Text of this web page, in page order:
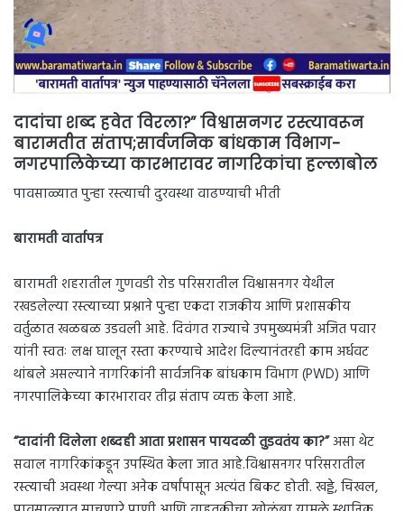
दादांचा शब्द हवेत विरला?” विश्वासनगर रस्त्यावरून
बारामतीत संताप;सार्वजनिक बांधकाम विभाग-
नगरपालिकेच्या कारभारावर नागरिकांचा हल्लाबोल
पावसाळ्यात पुन्हा रस्त्याची दुरवस्था वाढण्याची भीती
बारामती वार्तापत्र
बारामती शहरातील गुणवडी रोड परिसरातील विश्वासनगर येथील
रखडलेल्या रस्त्याच्या प्रश्नाने पुन्हा एकदा राजकीय आणि प्रशासकीय
वर्तुळात खळबळ उडवली आहे. दिवंगत राज्याचे उपमुख्यमंत्री अजित पवार
यांनी स्वतः लक्ष घालून रस्ता करण्याचे आदेश दिल्यानंतरही काम अर्धवट
थांबले असल्याने नागरिकांनी सार्वजनिक बांधकाम विभाग (PWD) आणि
नगरपालिकेच्या कारभारावर तीव्र संताप व्यक्त केला आहे.
“दादांनी दिलेला शब्दही आता प्रशासन पायदळी तुडवतंय का?”असा थेट
सवाल नागरिकांकडून उपस्थित केला जात आहे.विश्वासनगर परिसरातील
रस्त्याची अवस्था गेल्या अनेक वर्षांपासून अत्यंत बिकट होती. खड्डे, चिखल,